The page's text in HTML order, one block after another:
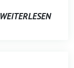
WEITERLESEN